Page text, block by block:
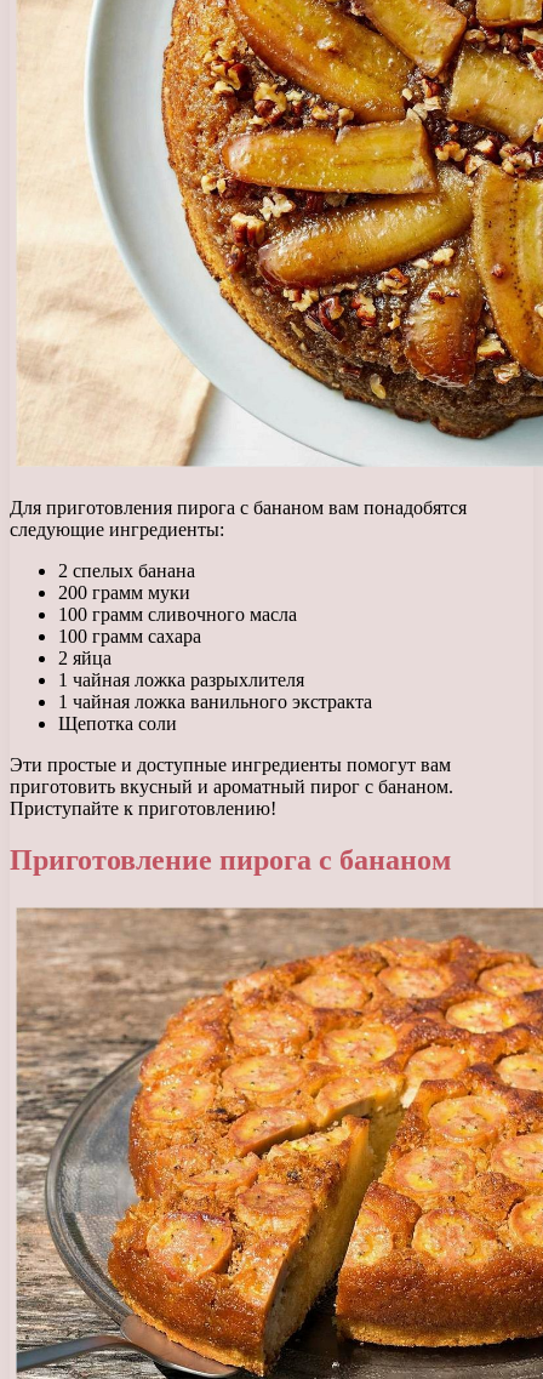
Для приготовления пирога с бананом вам понадобятся
следующие ингредиенты:
2 спелых банана
200 грамм муки
100 грамм сливочного масла
100 грамм сахара
2 яйца
1 чайная ложка разрыхлителя
1 чайная ложка ванильного экстракта
Щепотка соли
Эти простые и доступные ингредиенты помогут вам
приготовить вкусный и ароматный пирог с бананом.
Приступайте к приготовлению!
Приготовление пирога с бананом